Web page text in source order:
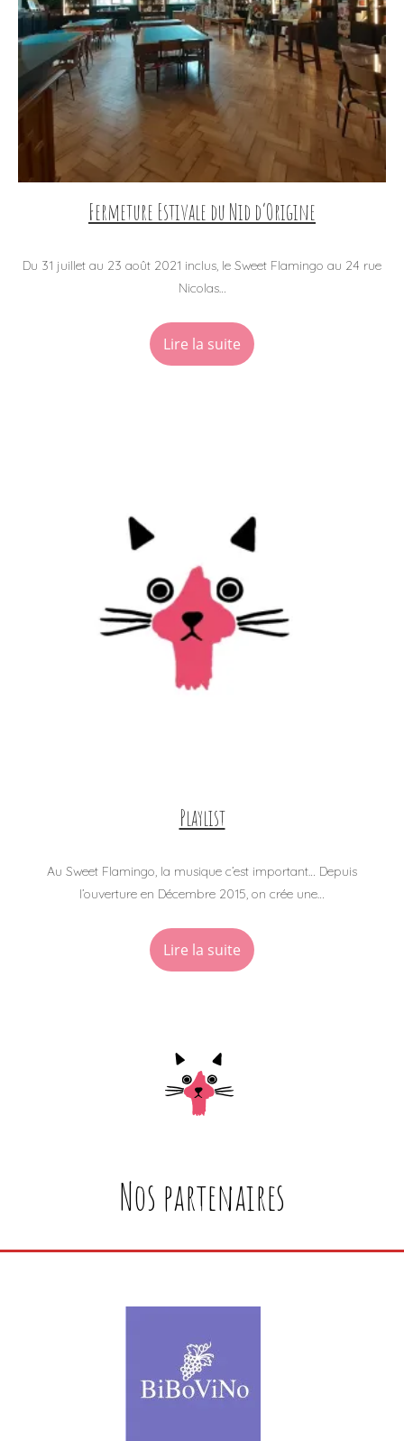
Fermeture Estivale du Nid d’Origine
Du 31 juillet au 23 août 2021 inclus, le Sweet Flamingo au 24 rue
Nicolas…
Lire la suite
Playlist
Au Sweet Flamingo, la musique c’est important… Depuis
l’ouverture en Décembre 2015, on crée une…
Lire la suite
Nos partenaires